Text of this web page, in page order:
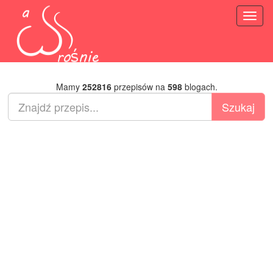
Mamy 252816przepisów na 598blogach.